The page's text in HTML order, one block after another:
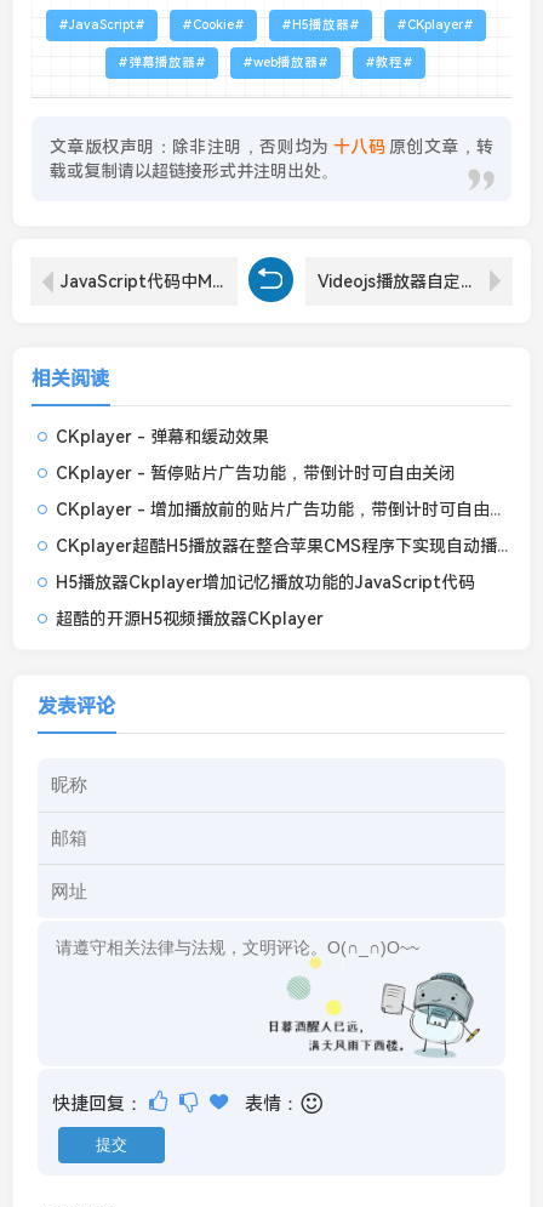
JavaScript Cookie H5播放器 CKplayer
弹幕播放器 web播放器 教程
文章版权声明：除非注明，否则均为 十八码 原创文章，转
载或复制请以超链接形式并注明出处。
JavaScript代码中Math.round()，Math.ceil()，Math.floor()的区别和使用方法 Videojs播放器自定义皮肤 - 红色主题iplayer皮肤
相关阅读
CKplayer - 弹幕和缓动效果
CKplayer - 暂停贴片广告功能，带倒计时可自由关闭
CKplayer - 增加播放前的贴片广告功能，带倒计时可自由关闭
CKplayer超酷H5播放器在整合苹果CMS程序下实现自动播放下一集设置
H5播放器Ckplayer增加记忆播放功能的JavaScript代码
超酷的开源H5视频播放器CKplayer
发表评论
快捷回复： 表情：